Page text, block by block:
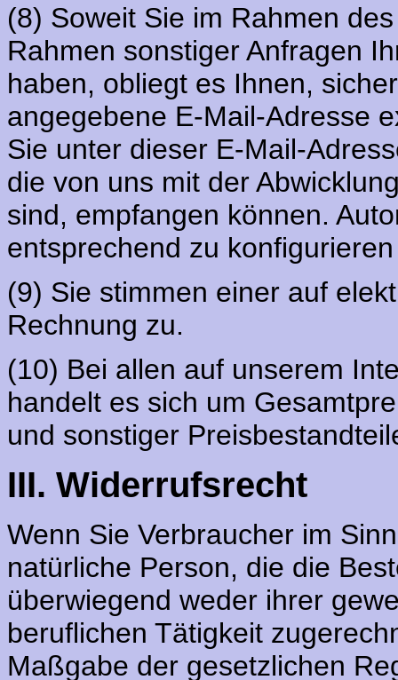
(8) Soweit Sie im Rahmen
Rahmen sonstiger Anfragen
haben, obliegt es Ihnen,
angegebene E-Mail-Adresse
Sie unter dieser E-Mail-
die von uns mit der
sind, empfangen können.
entsprechend zu
(9) Sie stimmen einer auf
Rechnung zu.
(10) Bei allen auf unserem
handelt es sich um
und sonstiger
III. Widerrufsrecht
Wenn Sie Verbraucher im
natürliche Person, die die
überwiegend weder ihrer
beruflichen Tätigkeit
Maßgabe der gesetzlichen